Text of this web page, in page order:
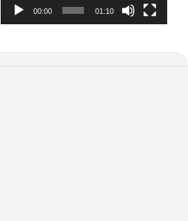
00:00 01:10